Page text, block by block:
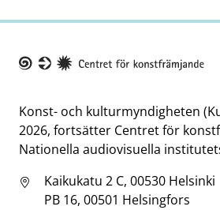
Konst- och kulturmyndigheten
2026, fortsätter Centret för
Nationella audiovisuella
Kaikukatu 2 C, 00530 Helsinki
PB 16, 00501 Helsingfors